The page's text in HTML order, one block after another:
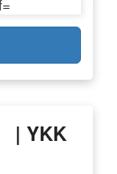
| YKK